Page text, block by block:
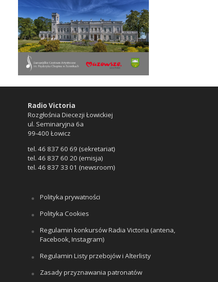
Radio Victoria
Rozgłośnia Diecezji Łowickiej
ul. Seminaryjna 6a
99-400 Łowicz
tel. 46 837 60 69 (sekretariat)
tel. 46 837 60 20 (emisja)
tel. 46 837 33 01 (newsroom)
Polityka prywatności
Polityka Cookies
Regulamin konkursów Radia Victoria (antena,
Facebook, Instagram)
Regulamin Listy przebojów i Alterlisty
Zasady przyznawania patronatów